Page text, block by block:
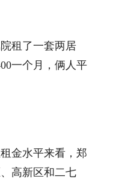
租了一套两居
一个月，俩人平
金水平来看，郑
高新区和二七